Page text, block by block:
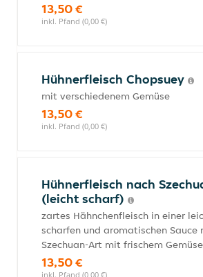
13,50 €
inkl. Pfand (0,00 €)
Hühnerfleisch Chopsuey
mit verschiedenem Gemüse
13,50 €
inkl. Pfand (0,00 €)
Hühnerfleisch nach
(leicht scharf)
zartes Hähnchenfleisch in einer
scharfen und aromatischen Sauce
Szechuan-Art mit frischem Gemüse
13,50 €
inkl. Pfand (0,00 €)